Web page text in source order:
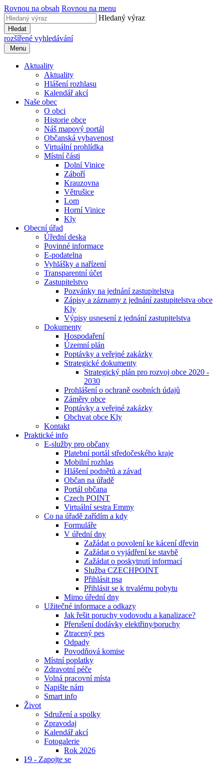
Rovnou na obsah Rovnou na menu
Hledaný výraz
Hledat
rozšířené vyhledávání
Menu
Aktuality
Aktuality
Hlášení rozhlasu
Kalendář akcí
Naše obec
O obci
Historie obce
Náš mapový portál
Občanská vybavenost
Virtuální prohlídka
Místní části
Dolní Vinice
Záboří
Krauzovna
Větrušice
Lom
Horní Vinice
Kly
Obecní úřad
Úřední deska
Povinné informace
E-podatelna
Vyhlášky a nařízení
Transparentní účet
Zastupitelstvo
Pozvánky na jednání zastupitelstva
Zápisy a záznamy z jednání zastupitelstva obce
Kly
Výpisy usnesení z jednání zastupitelstva
Dokumenty
Hospodaření
Územní plán
Poptávky a veřejné zakázky
Strategické dokumenty
Strategický plán pro rozvoj obce 2020 -
2030
Prohlášení o ochraně osobních údajů
Záměry obce
Poptávky a veřejné zakázky
Obchvat obce Kly
Kontakt
Praktické info
E-služby pro občany
Platební portál středočeského kraje
Mobilní rozhlas
Hlášení podnětů a závad
Občan na úřadě
Portál občana
Czech POINT
Virtuální sestra Emmy
Co na úřadě zařídím a kdy
Formuláře
V úřední dny
Zažádat o povolení ke kácení dřevin
Zažádat o vyjádření ke stavbě
Zažádat o poskytnutí informací
Služba CZECHPOINT
Přihlásit psa
Přihlásit se k trvalému pobytu
Mimo úřední dny
Užitečné informace a odkazy
Jak řešit poruchy vodovodu a kanalizace?
Přerušení dodávky elektřiny⁄poruchy
Ztracený pes
Odpady
Povodňová komise
Místní poplatky
Zdravotní péče
Volná pracovní místa
Napište nám
Smart info
Život
Sdružení a spolky
Zpravodaj
Kalendář akcí
Fotogalerie
Rok 2026
I⁄9 - Zapojte se